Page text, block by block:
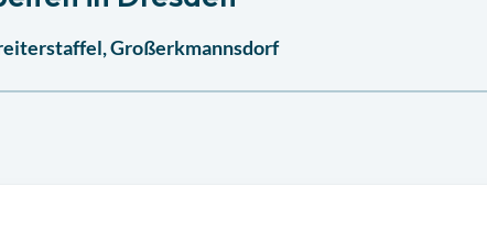
Großerkmannsdorf